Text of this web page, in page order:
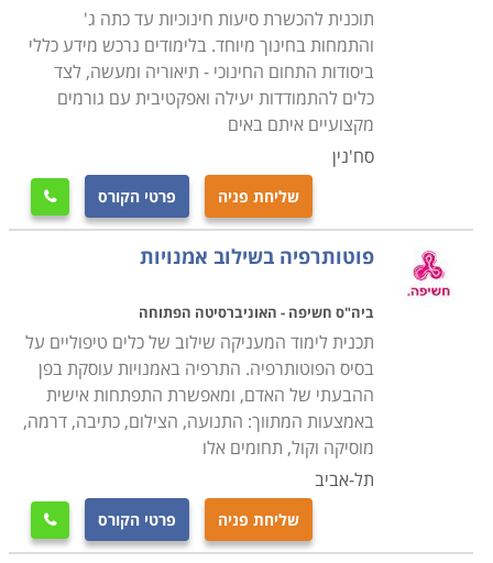
תוכנית להכשרת סיעות חינוכיות עד כתה ג'
והתמחות בחינוך מיוחד. בלימודים נרכש מידע כללי
ביסודות התחום החינוכי - תיאוריה ומעשה, לצד
כלים להתמודדות יעילה ואפקטיבית עם גורמים
מקצועיים איתם באים
סח'נין
שליחת פניה פרטי הקורס 
פוטותרפיה בשילוב אמנויות
ביה"ס חשיפה - האוניברסיטה הפתוחה
תכנית לימוד המעניקה שילוב של כלים טיפוליים על
בסיס הפוטותרפיה. התרפיה באמנויות עוסקת בפן
ההבעתי של האדם, ומאפשרת התפתחות אישית
באמצעות המתווך: התנועה, הצילום, כתיבה, דרמה,
מוסיקה וקול, תחומים אלו
תל-אביב
שליחת פניה פרטי הקורס 